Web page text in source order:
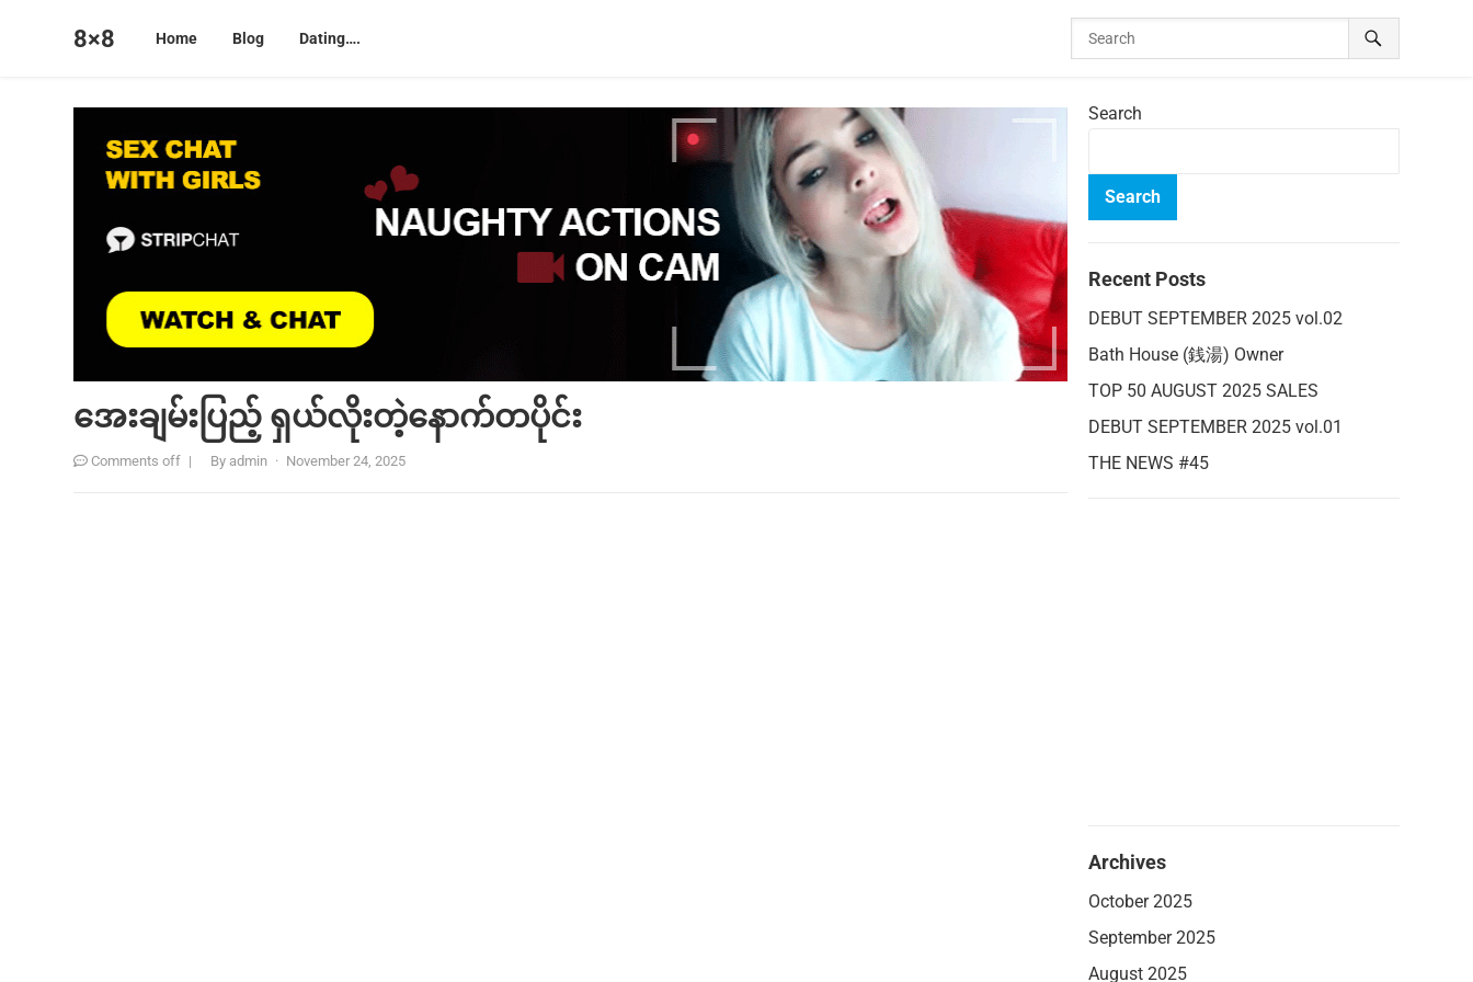
8×8 Home Blog Dating….
အေးချမ်းပြည့် ရှယ်လိုးတဲ့နောက်တပိုင်း
Comments off | Byadmin · November 24, 2025
Search
Search
Recent Posts
DEBUT SEPTEMBER 2025 vol.02
Bath House (銭湯) Owner
TOP 50 AUGUST 2025 SALES
DEBUT SEPTEMBER 2025 vol.01
THE NEWS #45
Archives
October 2025
September 2025
August 2025